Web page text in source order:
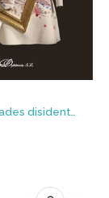
Sexualidades disidentes: un acercamiento fílmico desde la prostitución y la pornografía